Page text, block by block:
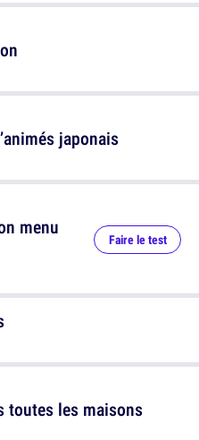
menu
Faire le test
toutes les maisons
japonais